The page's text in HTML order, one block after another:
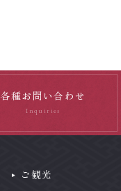
各種お問い合わせ
Inquiries
ご観光